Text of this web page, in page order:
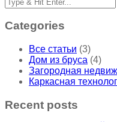
Categories
Все статьи (3)
Дом из бруса (4)
Загородная
Каркасная
Recent posts